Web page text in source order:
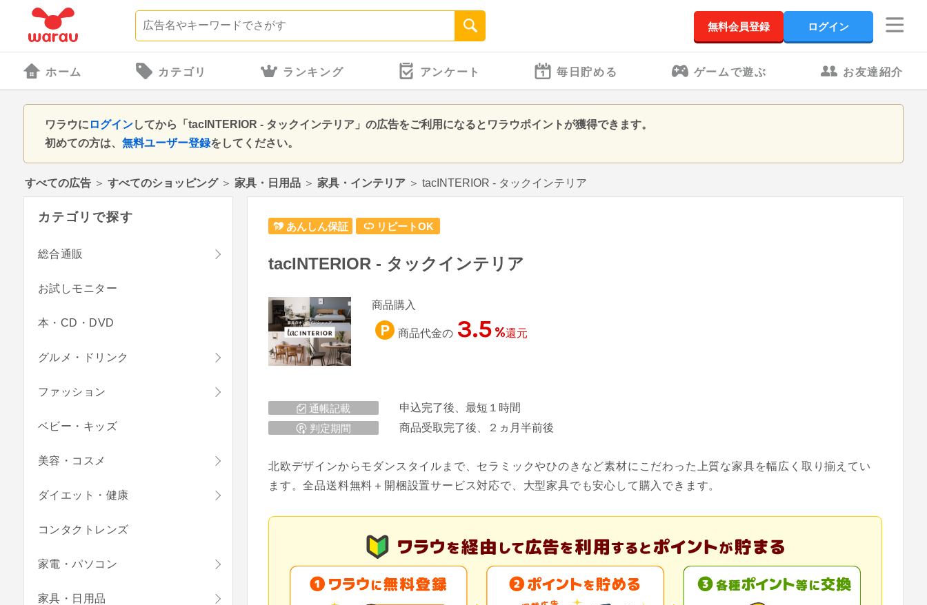
無料会員登録 ログイン
ホーム カテゴリ ランキング アンケート 毎日貯める ゲームで遊ぶ お友達紹介
ワラウに ログインしてから「tacINTERIOR - タックインテリア」の広告をご利用になるとワラウポイントが獲得できます。
初めての方は、 無料ユーザー登録をしてください。
すべての広告 ＞ すべてのショッピング＞ 家具・日用品 ＞ 家具・インテリア ＞ tacINTERIOR - タックインテリア
あんしん保証 リピートOK
tacINTERIOR - タックインテリア
商品購入
商品代金の 3.5%還元
通帳記載
申込完了後、最短１時間
判定期間
商品受取完了後、２ヵ月半前後
北欧デザインからモダンスタイルまで、セラミックやひのきなど素材にこだわった上質な家具を幅広く取り揃えてい
ます。全品送料無料＋開梱設置サービス対応で、大型家具でも安心して購入できます。
カテゴリで探す
総合通販
お試しモニター
本・CD・DVD
グルメ・ドリンク
ファッション
ベビー・キッズ
美容・コスメ
ダイエット・健康
コンタクトレンズ
家電・パソコン
家具・日用品